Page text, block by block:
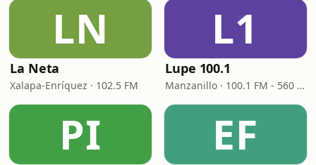
LN
La Neta
Xalapa-Enríquez · 102.5 FM
L1
Lupe 100.1
Manzanillo · 100.1 FM - 560 AM
PI EF